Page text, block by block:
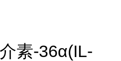
素-36α(IL-